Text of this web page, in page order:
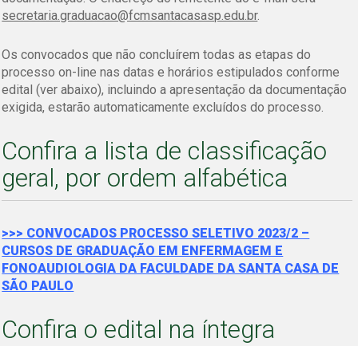
secretaria.graduacao@fcmsantacasasp.edu.br.
Os convocados que não concluírem todas as etapas do
processo on-line nas datas e horários estipulados conforme
edital (ver abaixo), incluindo a apresentação da documentação
exigida, estarão automaticamente excluídos do processo.
Confira a lista de classificação
geral, por ordem alfabética
>>> CONVOCADOS PROCESSO SELETIVO 2023/2 –
CURSOS DE GRADUAÇÃO EM ENFERMAGEM E
FONOAUDIOLOGIA DA FACULDADE DA SANTA CASA DE
SÃO PAULO
Confira o edital na íntegra